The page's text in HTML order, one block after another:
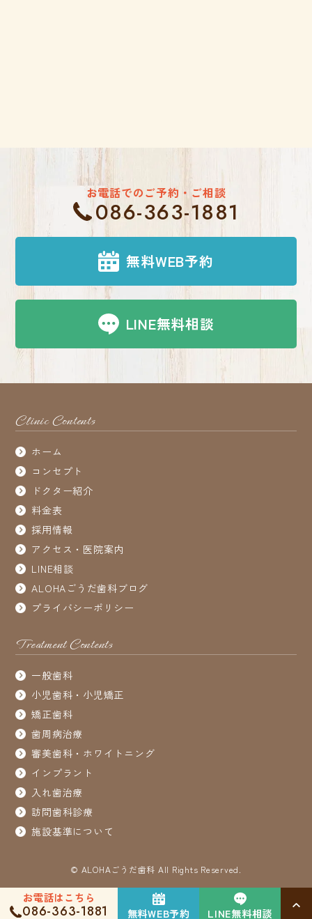
お電話でのご予約・ご相談
086-363-1881
無料WEB予約
LINE無料相談
Clinic Contents
ホーム
コンセプト
ドクター紹介
料金表
採用情報
アクセス・医院案内
LINE相談
ALOHAごうだ歯科ブログ
プライバシーポリシー
Treatment Contents
一般歯科
小児歯科・小児矯正
矯正歯科
歯周病治療
審美歯科・ホワイトニング
インプラント
入れ歯治療
訪問歯科診療
施設基準について
© ALOHAごうだ歯科 All Rights Reserved.
お電話はこちら
086-363-1881 無料WEB予約 LINE無料相談